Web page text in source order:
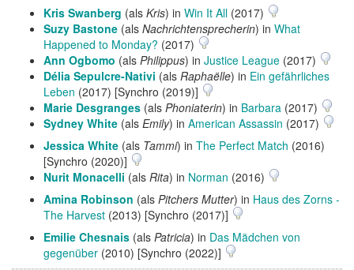
Kris Swanberg (als Kris) in Win It All (2017)
Suzy Bastone (als Nachrichtensprecherin) in What
Happened to Monday? (2017)
Ann Ogbomo (als Philippus) in Justice League (2017)
Délia Sepulcre-Nativi (als Raphaëlle) in Ein gefährliches
Leben (2017) [Synchro (2019)]
Marie Desgranges (als Phoniaterin) in Barbara (2017)
Sydney White (als Emily) in American Assassin (2017)
Jessica White (als Tammi) in The Perfect Match (2016)
[Synchro (2020)]
Nurit Monacelli (als Rita) in Norman (2016)
Amina Robinson (als Pitchers Mutter) in Haus des Zorns -
The Harvest (2013) [Synchro (2017)]
Emilie Chesnais (als Patricia) in Das Mädchen von
gegenüber (2010) [Synchro (2022)]